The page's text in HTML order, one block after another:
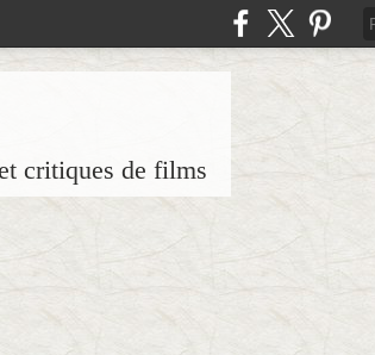
critiques de films